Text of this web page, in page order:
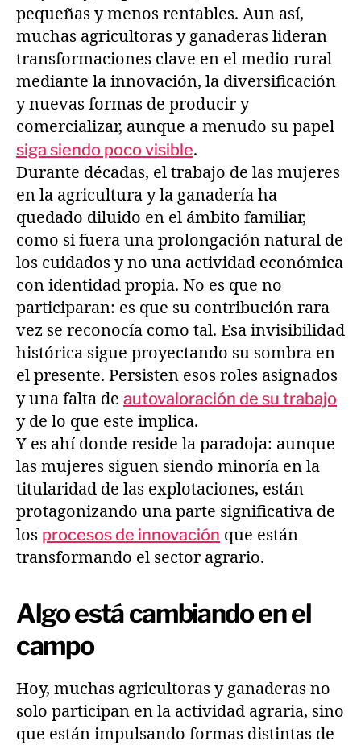
pequeñas y menos rentables. Aun así,
muchas agricultoras y ganaderas lideran
transformaciones clave en el medio rural
mediante la innovación, la diversificación
y nuevas formas de producir y
comercializar, aunque a menudo su papel
siga siendo poco visible.
Durante décadas, el trabajo de las mujeres
en la agricultura y la ganadería ha
quedado diluido en el ámbito familiar,
como si fuera una prolongación natural de
los cuidados y no una actividad económica
con identidad propia. No es que no
participaran: es que su contribución rara
vez se reconocía como tal. Esa invisibilidad
histórica sigue proyectando su sombra en
el presente. Persisten esos roles asignados
y una falta de autovaloración de su trabajo
y de lo que este implica.
Y es ahí donde reside la paradoja: aunque
las mujeres siguen siendo minoría en la
titularidad de las explotaciones, están
protagonizando una parte significativa de
los procesos de innovación que están
transformando el sector agrario.
Algo está cambiando en el
campo
Hoy, muchas agricultoras y ganaderas no
solo participan en la actividad agraria, sino
que están impulsando formas distintas de